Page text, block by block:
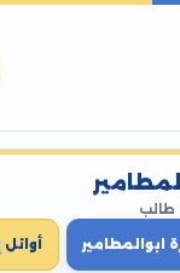
ابوالمطامير أوائل